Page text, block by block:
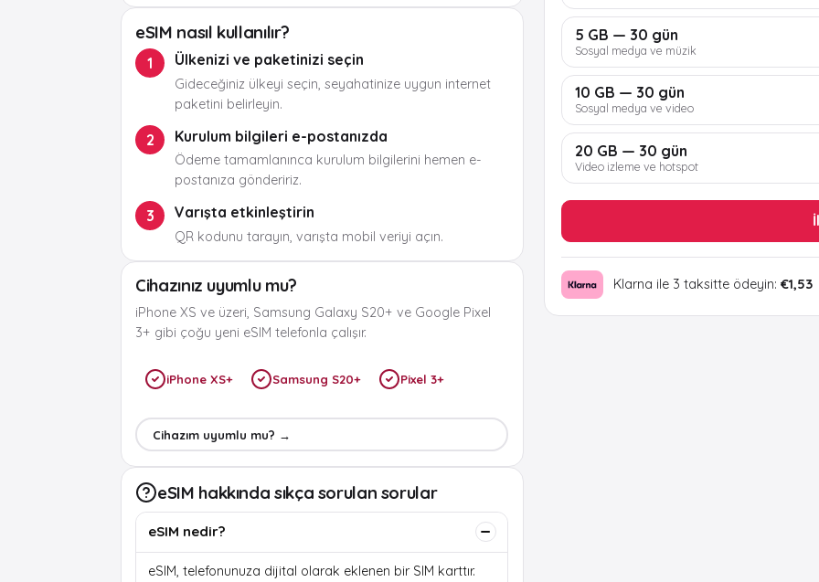
eSIM nasıl kullanılır?
1 Ülkenizi ve paketinizi seçin
Gideceğiniz ülkeyi seçin, seyahatinize uygun internet
paketini belirleyin.
2 Kurulum bilgileri e-postanızda
Ödeme tamamlanınca kurulum bilgilerini hemen e-
postanıza göndeririz.
3 Varışta etkinleştirin
QR kodunu tarayın, varışta mobil veriyi açın.
Cihazınız uyumlu mu?
iPhone XS ve üzeri, Samsung Galaxy S20+ ve Google Pixel
3+ gibi çoğu yeni eSIM telefonla çalışır.
iPhone XS+ Samsung S20+ Pixel 3+
Cihazım uyumlu mu? →
eSIM hakkında sıkça sorulan sorular
eSIM nedir?
eSIM, telefonunuza dijital olarak eklenen bir SIM karttır.
5 GB — 30 gün
Sosyal medya ve müzik
10 GB — 30 gün
Sosyal medya ve video
20 GB — 30 gün
Video izleme ve hotspot
Klarna ile 3 taksitte ödeyin: €1,53